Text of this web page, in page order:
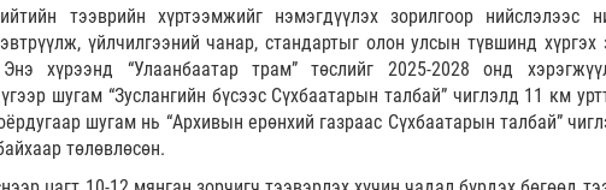
тээврийн хүртээмжийг нэмэгдүүлэх зорилгоор нийслэлээс
үйлчилгээний чанар, стандартыг олон улсын түвшинд хүргэх
хүрээнд “Улаанбаатар трам” төслийг 2025-2028 онд
шугам “Зуслангийн бүсээс Сүхбаатарын талбай” чиглэлд 11 км
шугам нь “Архивын ерөнхий газраас Сүхбаатарын талбай”
төлөвлөсөн.